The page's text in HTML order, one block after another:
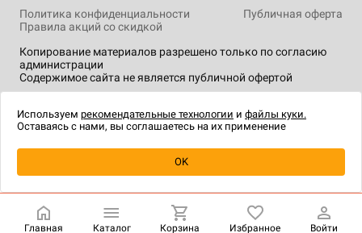
Уведомить о наличии
Копирование материалов разрешено только по согласию
администрации
Содержимое сайта не является публичной офертой
Политика конфиденциальности
Публичная оферта
Правила акций со скидкой
технологии.
Главная Каталог Корзина Избранное Войти
Используем рекомендательные технологии и файлы куки.
Оставаясь с нами, вы соглашаетесь на их применение
OK